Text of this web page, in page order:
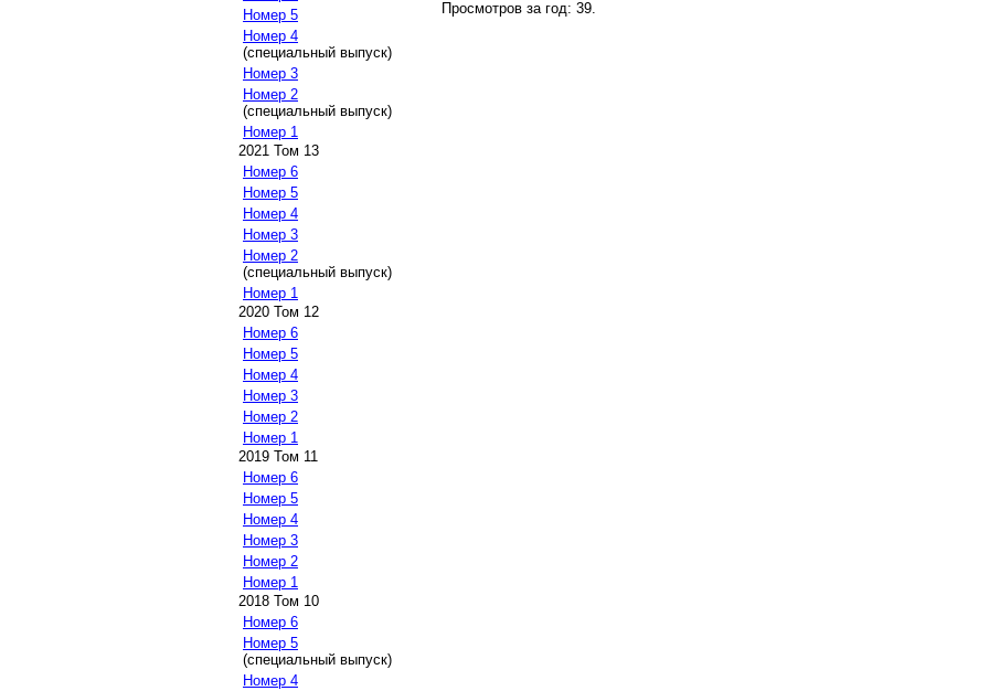
Номер 5
Номер 4
(специальный выпуск)
Номер 3
Номер 2
(специальный выпуск)
Номер 1
2021 Том 13
Номер 6
Номер 5
Номер 4
Номер 3
Номер 2
(специальный выпуск)
Номер 1
2020 Том 12
Номер 6
Номер 5
Номер 4
Номер 3
Номер 2
Номер 1
2019 Том 11
Номер 6
Номер 5
Номер 4
Номер 3
Номер 2
Номер 1
2018 Том 10
Номер 6
Номер 5
(специальный выпуск)
Номер 4
Просмотров за год: 39.